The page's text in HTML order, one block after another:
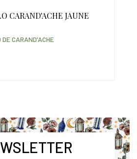
CARAND'ACHE JAUNE
CARAND'ACHE